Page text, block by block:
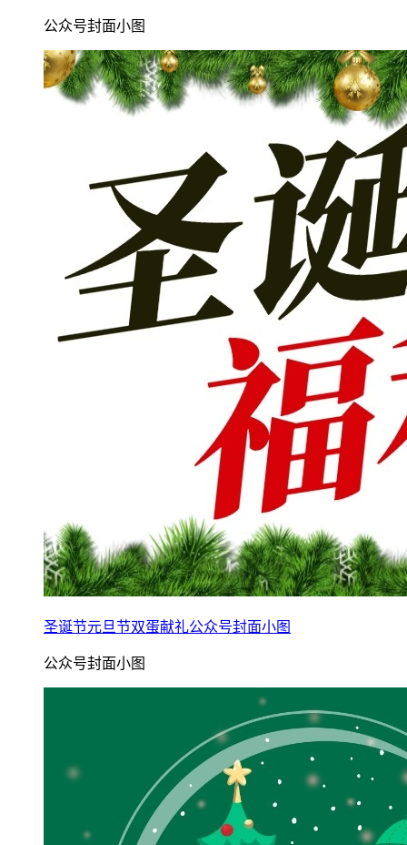
公众号封面小图
圣诞节元旦节双蛋献礼公众号封面小图
公众号封面小图